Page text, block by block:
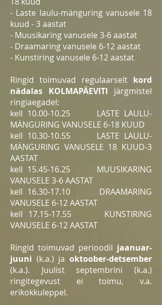
- Laste laulu-mänguring vanusele 18
kuud - 3 aastat
- Muusikaring vanusele 3-6 aastat
- Draamaring vanusele 6-12 aastat
- Kunstiring vanusele 6-12 aastat
Ringid toimuvad regulaarselt kord
nädalas KOLMAPÄEVITI järgmistel
ringiaegadel:
kell 10.00-10.25LASTE LAULU-
MÄNGURING VANUSELE 6-18 KUUD
kell 10.30-10.55LASTE LAULU-
MÄNGURING VANUSELE 18 KUUD-3
AASTAT
kell 15.45-16.25MUUSIKARING
VANUSELE 3-6 AASTAT
kell 16.30-17.10 DRAAMARING
VANUSELE 6-12 AASTAT
kell 17.15-17.55KUNSTIRING
VANUSELE 6-12 AASTAT
Ringid toimuvad perioodil jaanuar-
juuni (k.a.) ja oktoober-detsember
(k.a.). Juulist septembrini (k.a.)
ringitegevust ei toimu, v.a.
erikokkuleppel.